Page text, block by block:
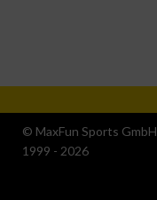
© MaxFun Sports GmbH
1999 - 2026